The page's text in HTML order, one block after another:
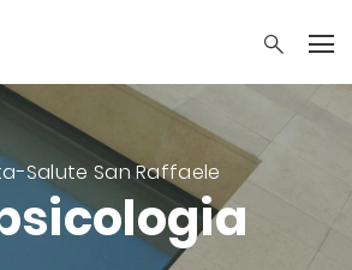
Salute San Raffaele